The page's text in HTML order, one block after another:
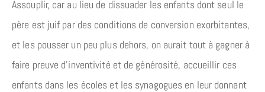
Assouplir, car au lieu de dissuader les enfants dont seul le
père est juif par des conditions de conversion exorbitantes,
et les pousser un peu plus dehors, on aurait tout à gagner à
faire preuve d’inventivité et de générosité, accueillir ces
enfants dans les écoles et les synagogues en leur donnant